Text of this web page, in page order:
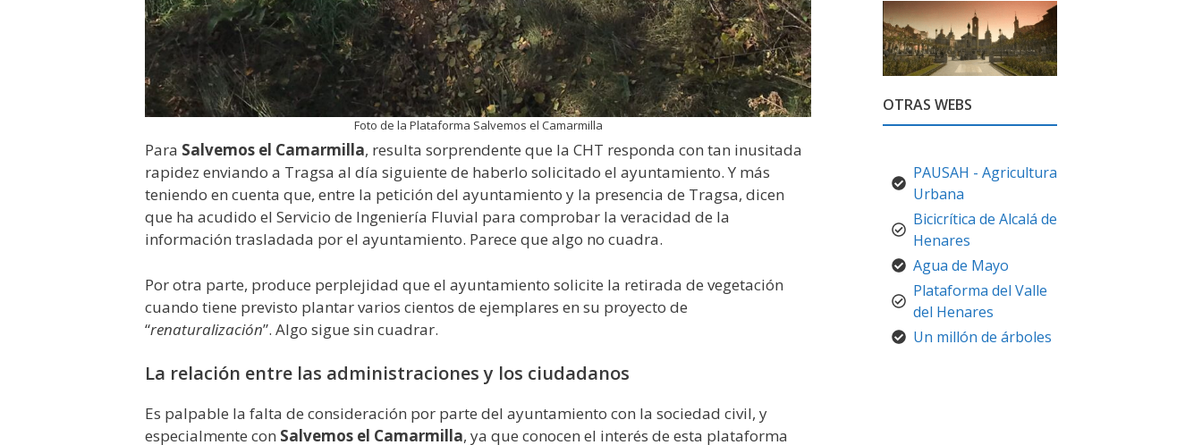
Foto de la Plataforma Salvemos el Camarmilla
Para Salvemos el Camarmilla, resulta sorprendente que la CHT responda con tan inusitada
rapidez enviando a Tragsa al día siguiente de haberlo solicitado el ayuntamiento. Y más
teniendo en cuenta que, entre la petición del ayuntamiento y la presencia de Tragsa, dicen
que ha acudido el Servicio de Ingeniería Fluvial para comprobar la veracidad de la
información trasladada por el ayuntamiento. Parece que algo no cuadra.
Por otra parte, produce perplejidad que el ayuntamiento solicite la retirada de vegetación
cuando tiene previsto plantar varios cientos de ejemplares en su proyecto de
“renaturalización”. Algo sigue sin cuadrar.
La relación entre las administraciones y los ciudadanos
Es palpable la falta de consideración por parte del ayuntamiento con la sociedad civil, y
especialmente con Salvemos el Camarmilla, ya que conocen el interés de esta plataforma
OTRAS WEBS
PAUSAH - Agricultura
Urbana
Bicicrítica de Alcalá de
Henares
Agua de Mayo
Plataforma del Valle
del Henares
Un millón de árboles